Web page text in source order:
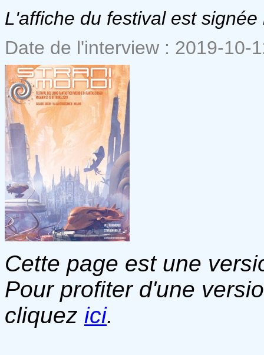
L'affiche du festival est signée
Date de l'interview : 2019-10-
Cette page est une
Pour profiter d'une
cliquez ici.